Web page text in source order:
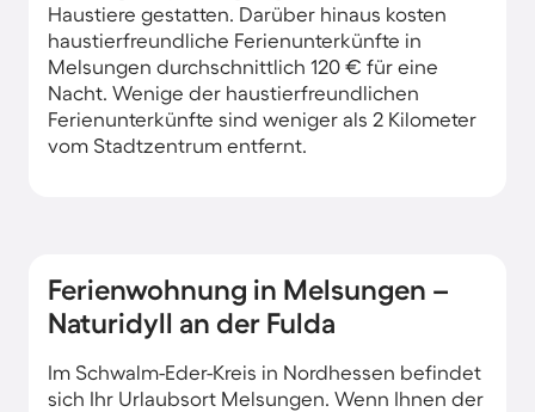
Haustiere gestatten. Darüber hinaus kosten
haustierfreundliche Ferienunterkünfte in
Melsungen durchschnittlich 120 € für eine
Nacht. Wenige der haustierfreundlichen
Ferienunterkünfte sind weniger als 2 Kilometer
vom Stadtzentrum entfernt.
Ferienwohnung in Melsungen –
Naturidyll an der Fulda
Im Schwalm-Eder-Kreis in Nordhessen befindet
sich Ihr Urlaubsort Melsungen. Wenn Ihnen der